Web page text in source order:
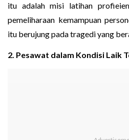
itu adalah misi latihan
pemeliharaan kemampuan
itu berujung pada tragedi yang
2. Pesawat dalam Kondisi Laik